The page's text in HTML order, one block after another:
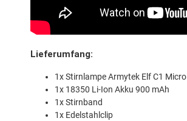
Lieferumfang:
1x Stirnlampe Armytek Elf C1 Micro
1x 18350 Li-Ion Akku 900 mAh
1x Stirnband
1x Edelstahlclip